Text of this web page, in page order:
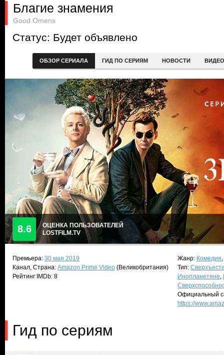
Благие знамения
Good Omens
Статус: Будет объявлено
ОБЗОР СЕРИАЛА ГИД ПО СЕРИЯМ НОВОСТИ ВИДЕО
8.6
ОЦЕНКА ПОЛЬЗОВАТЕЛЕЙ
LOSTFILM.TV
Премьера: 30 мая 2019
Канал, Страна: Amazon Prime Video (Великобритания)
Рейтинг IMDb: 8
Жанр: Комедия,
Тип:
Инопланетяне,
Официальный
https://
Гид по сериям